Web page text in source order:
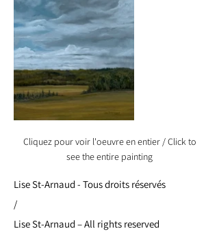
Cliquez pour voir l'oeuvre en entier / Click to
see the entire painting
Lise St-Arnaud - Tous droits réservés
/
Lise St-Arnaud – All rights reserved